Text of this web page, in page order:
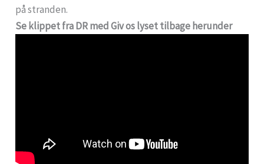
på stranden.
Se klippet fra DR med Giv os lyset tilbage herunder